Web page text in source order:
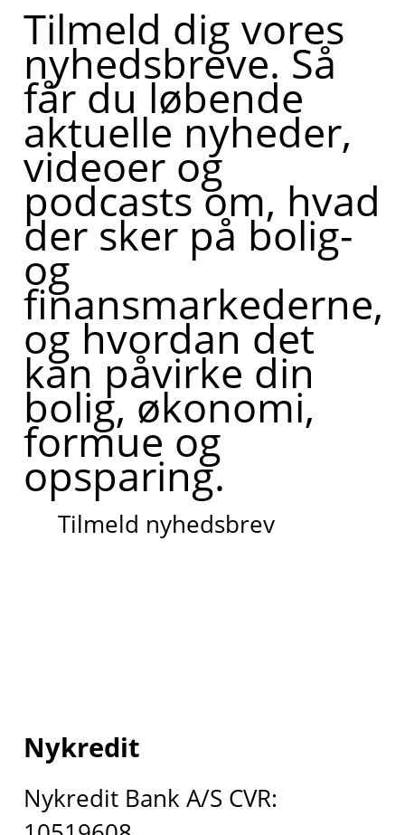
Tilmeld dig vores
nyhedsbreve. Så
får du løbende
aktuelle nyheder,
videoer og
podcasts om, hvad
der sker på bolig-
og
finansmarkederne,
og hvordan det
kan påvirke din
bolig, økonomi,
formue og
opsparing.
Tilmeld nyhedsbrev
Nykredit
Nykredit Bank A/S CVR: